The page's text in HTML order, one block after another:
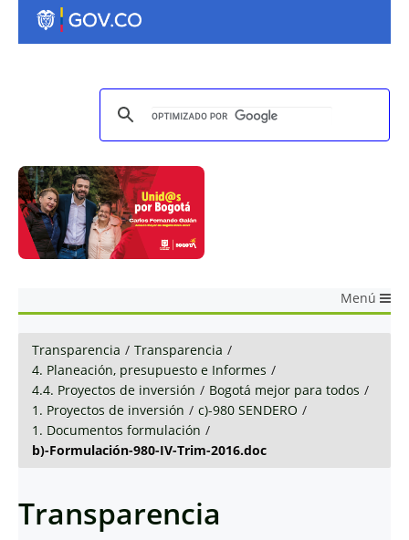
Menú
Transparencia / Transparencia /
4. Planeación, presupuesto e Informes /
4.4. Proyectos de inversión / Bogotá mejor para todos /
1. Proyectos de inversión / c)-980 SENDERO /
1. Documentos formulación /
b)-Formulación-980-IV-Trim-2016.doc
Transparencia